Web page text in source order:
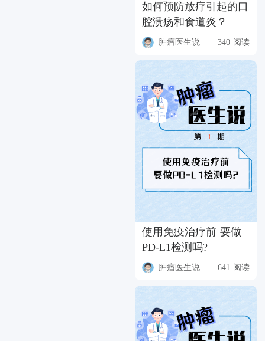
如何预防放疗引起的口
腔溃疡和食道炎？
肿瘤医生说 340 阅读
使用免疫治疗前 要做
PD-L1检测吗?
肿瘤医生说 641 阅读